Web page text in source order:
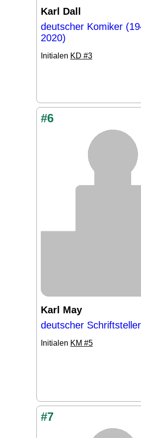
Karl Dall
deutscher Komiker
2020)
Initialen KD #3
#6
Karl May
deutscher Schriftsteller
Initialen KM #5
#7